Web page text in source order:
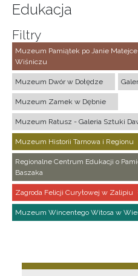
Edukacja
Filtry
Muzeum Pamiątek po Janie
Wiśniczu
Muzeum Dwór w Dołędze
Muzeum Zamek w Dębnie
Muzeum Ratusz - Galeria Sztuki
Muzeum Historii Tarnowa i Regionu
Regionalne Centrum Edukacji o
Baszaka
Zagroda Felicji Curyłowej w Zalipiu
Muzeum Wincentego Witosa w